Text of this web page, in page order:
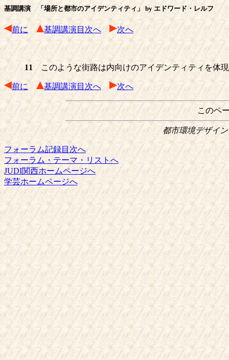
基調講演 「場所と都市のアイデンティティ」 by エドワード・レルフ
前に 基調講演目次へ 次へ
11このような街路は内向けのアイデンティティを体
前に 基調講演目次へ 次へ
このペ
都市環境デザイ
フォーラム記録目次へ
フォーラム・テーマ・リストへ
JUDI関西ホームページへ
学芸ホームページへ